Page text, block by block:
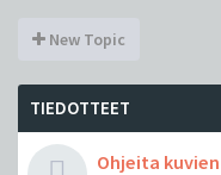
New Topic
TIEDOTTEET
Ohjeita